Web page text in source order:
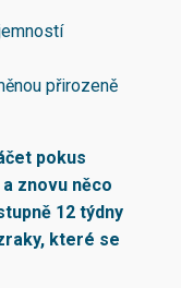
přirozeně
pokus
znovu něco
12 týdny
které se